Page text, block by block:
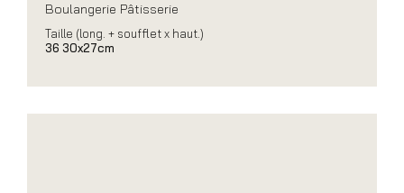
Boulangerie Pâtisserie
Taille (long. + soufflet x haut.)
36 30x27cm